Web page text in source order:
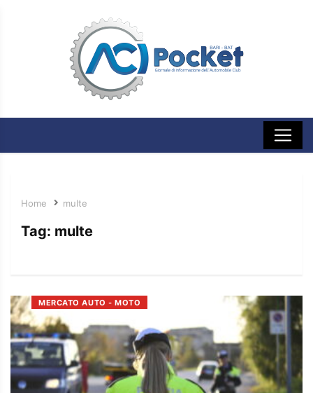
Home multe
Tag: multe
MERCATO AUTO - MOTO